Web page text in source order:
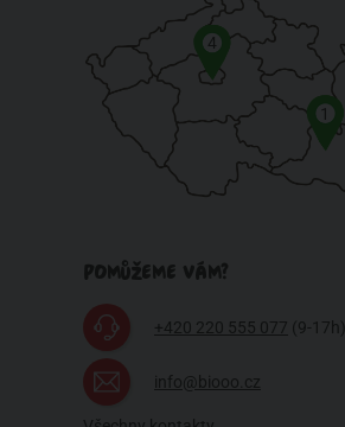
1
4
POMŮŽEME VÁM?
+420 220 555 077 (9-17h)
info@biooo.cz